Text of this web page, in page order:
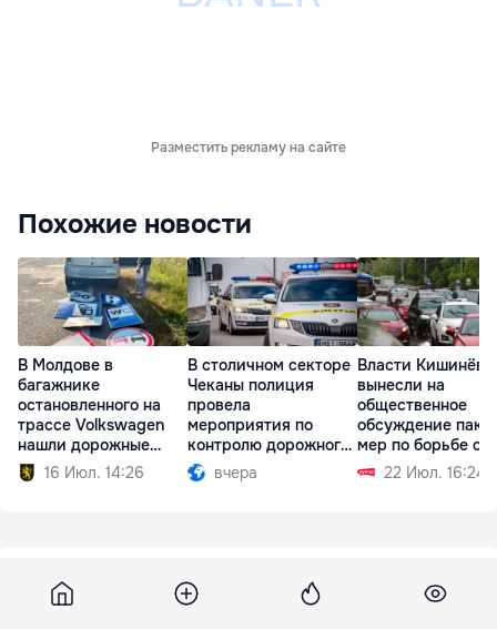
Разместить рекламу на сайте
Похожие новости
В Молдове в
багажнике
остановленного на
трассе Volkswagen
нашли дорожные
знаки16 Июл. 14:26
В столичном секторе
Чеканы полиция
провела
мероприятия по
контролю дорожного
движения
вчера
Власти Кишинёва
вынесли на
общественное
обсуждение
мер по борьбе с
пробками
22 Июл. 16:24
Jurnalistul Constantin Starâș își